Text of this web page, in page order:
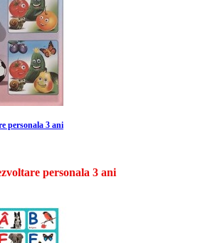
personala 3 ani
personala 3 ani